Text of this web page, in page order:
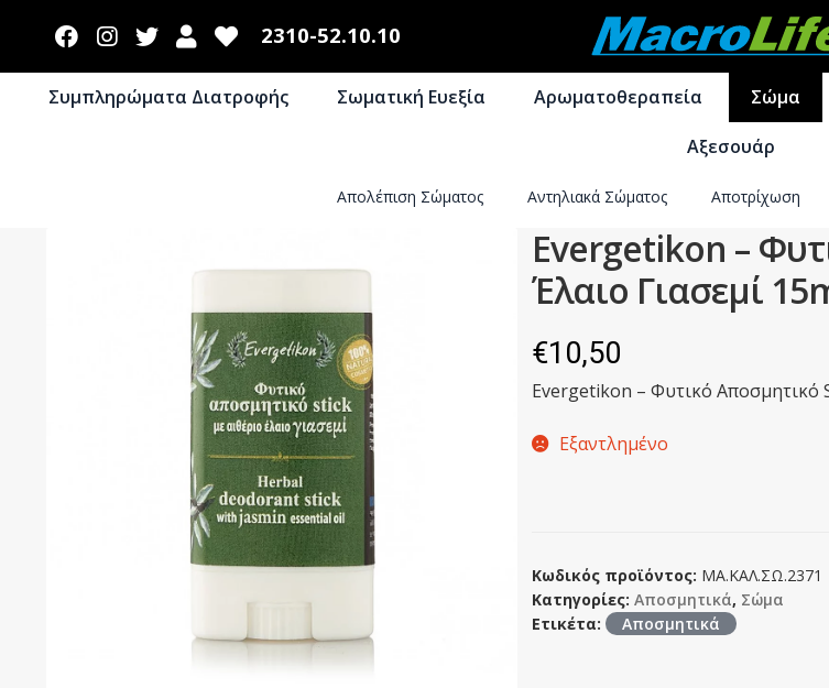
Απευθείας
στην
πλοήγηση
Μετάβαση
2310-52.10.10
Συμπληρώματα Διατροφής Σωματική Ευεξία Αρωματοθεραπεία Σώμα
Απολέπιση Σώματος Αντηλιακά Σώματος Αποτρίχωση
Αξεσουάρ
Evergetikon –
Έλαιο Γιασεμί
€10,50
Evergetikon – Φυτικό Αποσμητικό
Εξαντλημένο
Κωδικός προϊόντος: ΜΑ.ΚΑΛ.ΣΩ.2371
Κατηγορίες: Αποσμητικά, Σώμα
Ετικέτα:
Αποσμητικά